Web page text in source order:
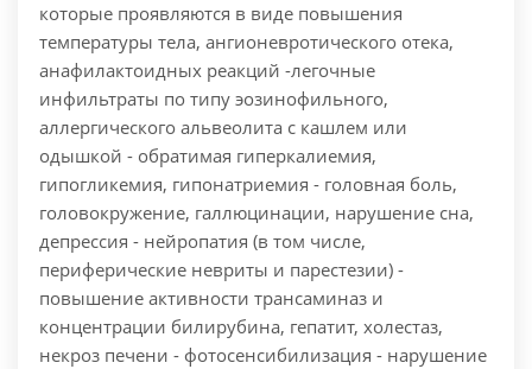
которые проявляются в виде повышения
температуры тела, ангионевротического отека,
анафилактоидных реакций -легочные
инфильтраты по типу эозинофильного,
аллергического альвеолита с кашлем или
одышкой - обратимая гиперкалиемия,
гипогликемия, гипонатриемия - головная боль,
головокружение, галлюцинации, нарушение сна,
депрессия - нейропатия (в том числе,
периферические невриты и парестезии) -
повышение активности трансаминаз и
концентрации билирубина, гепатит, холестаз,
некроз печени - фотосенсибилизация - нарушение